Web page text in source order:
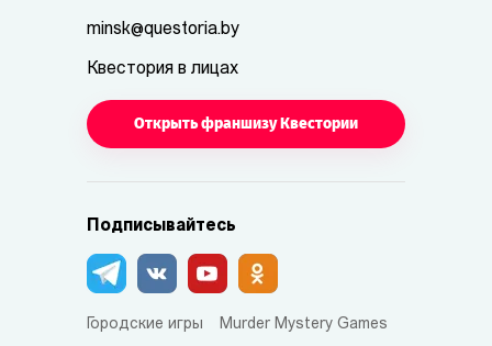
minsk@questoria.by
Квестория в лицах
Открыть франшизу Квестории
Подписывайтесь
Городские игры Murder Mystery Games